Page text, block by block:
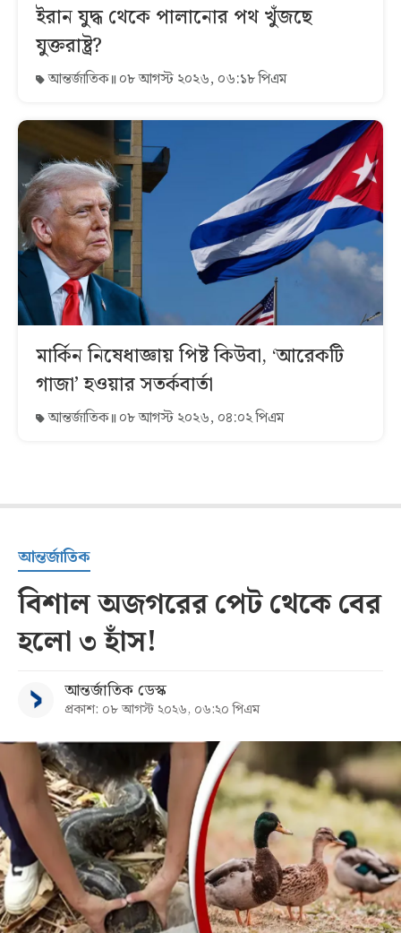
ইরান যুদ্ধ থেকে পালানোর পথ খুঁজছে
যুক্তরাষ্ট্র?
আন্তর্জাতিক ০৮ আগস্ট ২০২৬, ০৬:১৮ পিএম
মার্কিন নিষেধাজ্ঞায় পিষ্ট কিউবা, ‘আরেকটি
গাজা’ হওয়ার সতর্কবার্তা
আন্তর্জাতিক ০৮ আগস্ট ২০২৬, ০৪:০২ পিএম
আন্তর্জাতিক
বিশাল অজগরের পেট থেকে বের
হলো ৩ হাঁস!
আন্তর্জাতিক ডেস্ক
প্রকাশ: ০৮ আগস্ট ২০২৬, ০৬:২০ পিএম